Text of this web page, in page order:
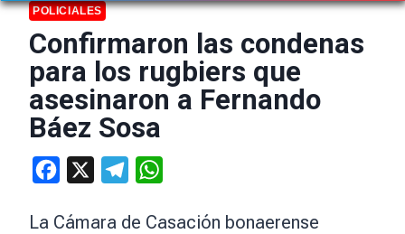
POLICIALES
Confirmaron las condenas
para los rugbiers que
asesinaron a Fernando
Báez Sosa
Facebook Telegram
La Cámara de Casación bonaerense